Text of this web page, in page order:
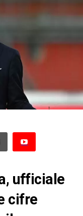
ufficiale
cifre